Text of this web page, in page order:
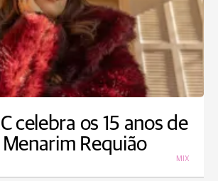
celebra os 15 anos de
Requião
MIX